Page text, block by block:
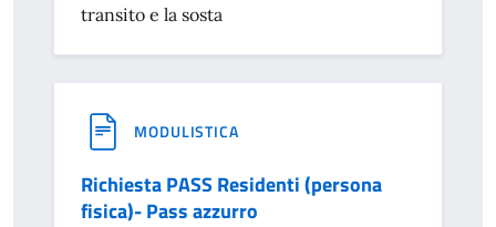
transito e la sosta
MODULISTICA
Richiesta PASS Residenti (persona
fisica)- Pass azzurro